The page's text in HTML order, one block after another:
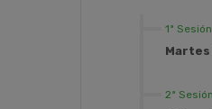
1ª Sesión
Martes
2ª Sesión